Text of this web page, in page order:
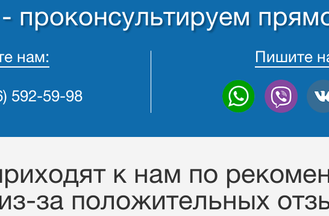
проконсультируем
нам:
592-59-98
Пишите
к нам по
за положительных